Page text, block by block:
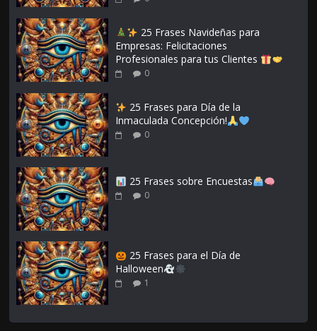
25 Frases Navideñas para
Empresas: Felicitaciones
Profesionales para tus Clientes
0
25 Frases para Día de la
Inmaculada Concepción!
0
25 Frases sobre Encuestas
0
25 Frases para el Día de
Halloween
1